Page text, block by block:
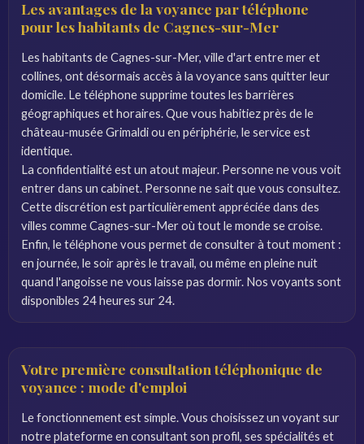
Les avantages de la voyance par téléphone
pour les habitants de Cagnes-sur-Mer
Les habitants de Cagnes-sur-Mer, ville d'art entre mer et
collines, ont désormais accès à la voyance sans quitter leur
domicile. Le téléphone supprime toutes les barrières
géographiques et horaires. Que vous habitiez près de le
château-musée Grimaldi ou en périphérie, le service est
identique.
La confidentialité est un atout majeur. Personne ne vous voit
entrer dans un cabinet. Personne ne sait que vous consultez.
Cette discrétion est particulièrement appréciée dans des
villes comme Cagnes-sur-Mer où tout le monde se croise.
Enfin, le téléphone vous permet de consulter à tout moment :
en journée, le soir après le travail, ou même en pleine nuit
quand l'angoisse ne vous laisse pas dormir. Nos voyants sont
disponibles 24 heures sur 24.
Votre première consultation téléphonique de
voyance : mode d'emploi
Le fonctionnement est simple. Vous choisissez un voyant sur
notre plateforme en consultant son profil, ses spécialités et